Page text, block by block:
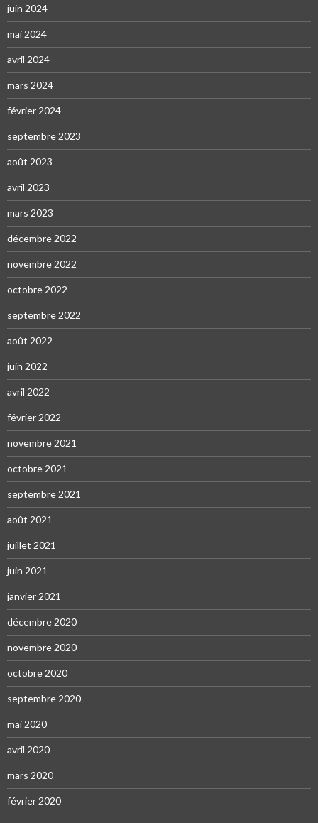
juin 2024
mai 2024
avril 2024
mars 2024
février 2024
septembre 2023
août 2023
avril 2023
mars 2023
décembre 2022
novembre 2022
octobre 2022
septembre 2022
août 2022
juin 2022
avril 2022
février 2022
novembre 2021
octobre 2021
septembre 2021
août 2021
juillet 2021
juin 2021
janvier 2021
décembre 2020
novembre 2020
octobre 2020
septembre 2020
mai 2020
avril 2020
mars 2020
février 2020